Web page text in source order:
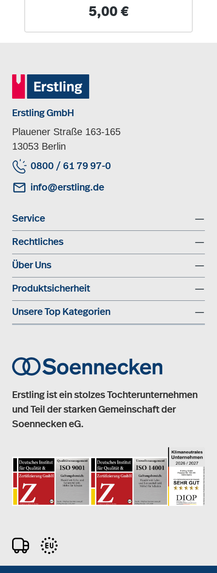
Regulärer Preis:
5,00 €
Erstling GmbH
Plauener Straße 163-165
13053 Berlin
0800 / 61 79 97-0
info@erstling.de
Service
Rechtliches
Über Uns
Produktsicherheit
Unsere Top Kategorien
Erstling ist ein stolzes Tochterunternehmen
und Teil der starken Gemeinschaft der
Soennecken eG.